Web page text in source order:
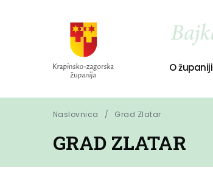
O županiji
Naslovnica Grad Zlatar
GRAD ZLATAR